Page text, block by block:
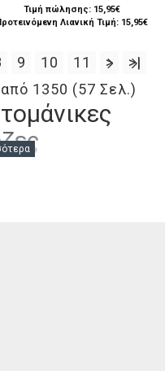
Τιμή πώλησης: 15,95€
Λιανική Τιμή: 15,95€
9 10 11 >
>|
1350 (57 Σελ.)
από τα αγαπημένα σου